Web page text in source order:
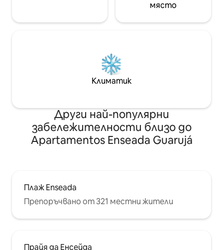
място
Климатик
Други най-популярни
забележителности близо до
Apartamentos Enseada Guarujá
Плаж Enseada
Препоръчвано от 321 местни жители
Прайя да Енсейда